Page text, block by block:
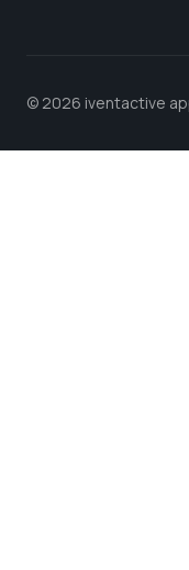
© 2026 iventactive